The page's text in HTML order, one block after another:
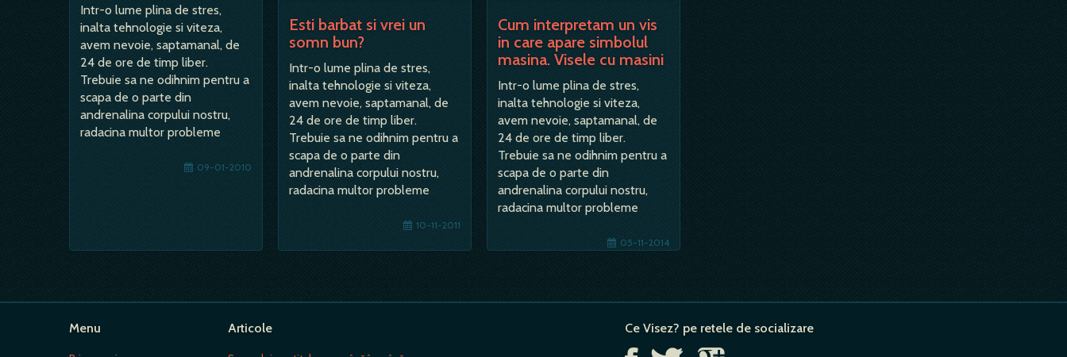
Intr-o lume plina de stres,
inalta tehnologie si viteza,
avem nevoie, saptamanal, de
24 de ore de timp liber.
Trebuie sa ne odihnim pentru a
scapa de o parte din
andrenalina corpului nostru,
radacina multor probleme
09-01-2010
Esti barbat si vrei un
somn bun?
Intr-o lume plina de stres,
inalta tehnologie si viteza,
avem nevoie, saptamanal, de
24 de ore de timp liber.
Trebuie sa ne odihnim pentru a
scapa de o parte din
andrenalina corpului nostru,
radacina multor probleme
10-11-2011
Cum interpretam un vis
in care apare simbolul
masina. Visele cu masini
Intr-o lume plina de stres,
inalta tehnologie si viteza,
avem nevoie, saptamanal, de
24 de ore de timp liber.
Trebuie sa ne odihnim pentru a
scapa de o parte din
andrenalina corpului nostru,
radacina multor probleme
05-11-2014
Menu Articole Ce Visez? pe retele de socializare